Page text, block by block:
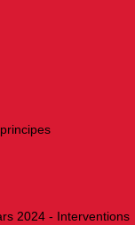
2024 - Interventions